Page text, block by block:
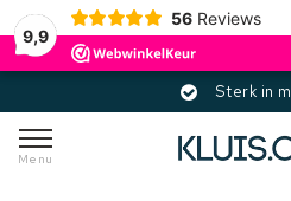
9,9
56 Reviews
Sterk in
Menu